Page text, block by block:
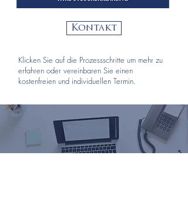
Kontakt
Klicken Sie auf die Prozessschritte um mehr zu
erfahren oder vereinbaren Sie einen
kostenfreien und individuellen Termin.